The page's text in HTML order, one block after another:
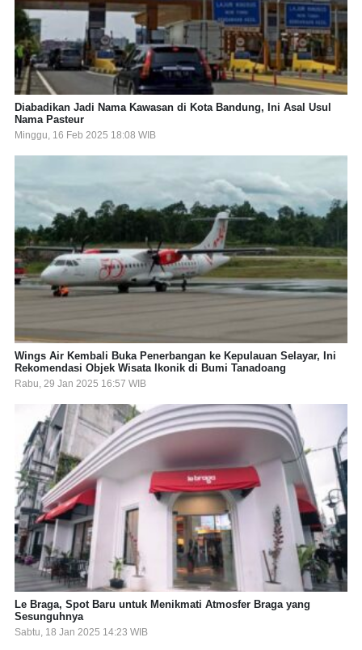
Diabadikan Jadi Nama Kawasan di Kota Bandung, Ini Asal Usul
Nama Pasteur
Minggu, 16 Feb 2025 18:08 WIB
Wings Air Kembali Buka Penerbangan ke Kepulauan Selayar, Ini
Rekomendasi Objek Wisata Ikonik di Bumi Tanadoang
Rabu, 29 Jan 2025 16:57 WIB
Le Braga, Spot Baru untuk Menikmati Atmosfer Braga yang
Sesunguhnya
Sabtu, 18 Jan 2025 14:23 WIB